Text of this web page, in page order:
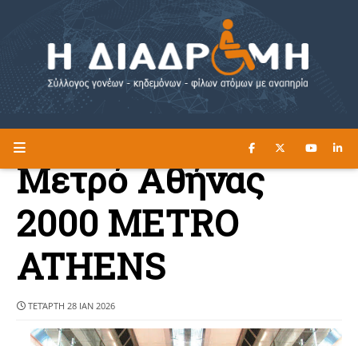
Η ΔΙΑΔΡΟΜΗ ΔΙΑΒΑΣΤΕ ΕΔΩ ►
Μετρό Αθήνας
2000 METRO
ATHENS
ΤΕΤΆΡΤΗ 28 ΙΑΝ 2026